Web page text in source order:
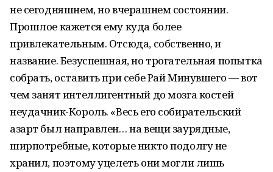
не сегодняшнем, но вчерашнем состоянии.
Прошлое кажется ему куда более
привлекательным. Отсюда, собственно, и
название. Безуспешная, но трогательная попытка
собрать, оставить при себе Рай Минувшего — вот
чем занят интеллигентный до мозга костей
неудачник-Король. «Весь его собирательский
азарт был направлен… на вещи заурядные,
ширпотребные, которые никто подолгу не
хранил, поэтому уцелеть они могли лишь